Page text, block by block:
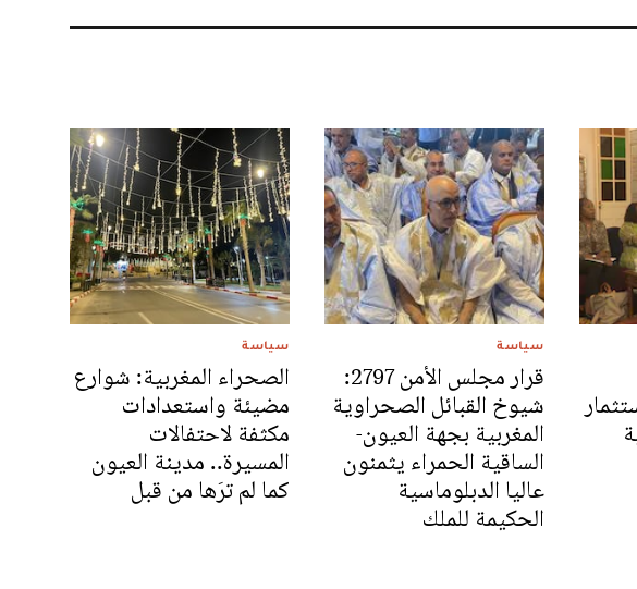
سياسة
قرار مجلس الأمن 2797:
شيوخ القبائل الصحراوية
المغربية بجهة العيون-
الساقية الحمراء يثمنون
عاليا الدبلوماسية
الحكيمة للملك
سياسة
الصحراء المغربية: شوارع
مضيئة واستعدادات
مكثفة لاحتفالات
المسيرة.. مدينة العيون
كما لم ترَها من قبل